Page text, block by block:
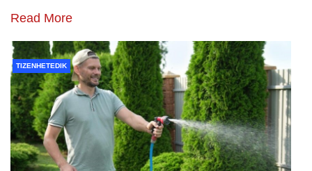
Read More
TIZENHETEDIK